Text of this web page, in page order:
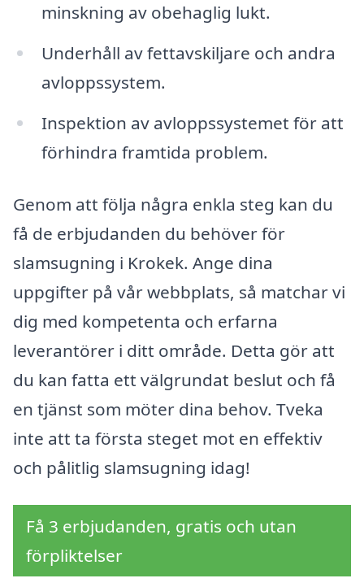
minskning av obehaglig lukt.
Underhåll av fettavskiljare och andra
avloppssystem.
Inspektion av avloppssystemet för att
förhindra framtida problem.
Genom att följa några enkla steg kan du
få de erbjudanden du behöver för
slamsugning i Krokek. Ange dina
uppgifter på vår webbplats, så matchar vi
dig med kompetenta och erfarna
leverantörer i ditt område. Detta gör att
du kan fatta ett välgrundat beslut och få
en tjänst som möter dina behov. Tveka
inte att ta första steget mot en effektiv
och pålitlig slamsugning idag!
Få 3 erbjudanden, gratis och utan
förpliktelser